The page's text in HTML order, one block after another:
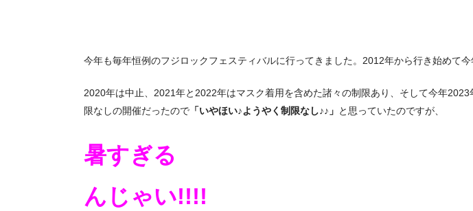
今年も毎年恒例のフジロックフェスティバルに行ってきました。2012年から行き始めて今
2020年は中止、2021年と2022年はマスク着用を含めた諸々の制限あり、そして今年2023
限なしの開催だったので 「いやほい♪ようやく制限なし♪♪」 と思っていたのですが、
暑すぎる
んじゃい!!!!